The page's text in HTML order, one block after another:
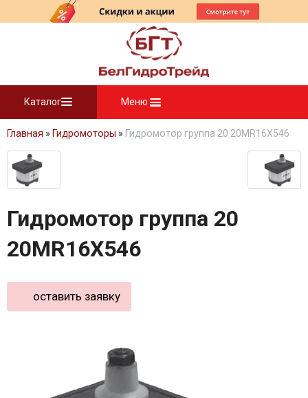
Каталог Меню
Главная » Гидромоторы » Гидромотор группа 20 20MR16X546
Гидромотор группа 20
20MR16X546
оставить заявку